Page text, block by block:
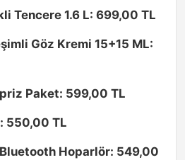
Tencere 1.6 L: 699,00 TL
Göz Kremi 15+15 ML:
Paket: 599,00 TL
550,00 TL
Hoparlör: 549,00